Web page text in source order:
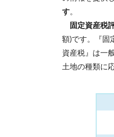
す。
固定資産税
額)です。『固
資産税』は一
土地の種類に